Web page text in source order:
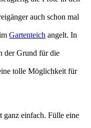
auch schon mal
Gartenteich angelt. In
der Grund für die
tolle Möglichkeit für
ganz einfach. Fülle eine